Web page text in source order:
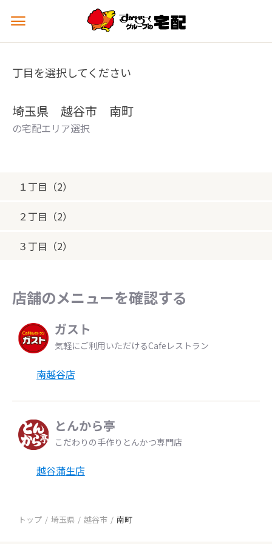
メ
ュ
を
丁目を選択してください
埼玉県 越谷市 南町
の宅配エリア選択
１丁目（2）
２丁目（2）
３丁目（2）
店舗のメニューを確認する
ガスト
気軽にご利用いただけるCafeレストラン
南越谷店
とんから亭
こだわりの手作りとんかつ専門店
越谷蒲生店
トップ 埼玉県 越谷市 南町